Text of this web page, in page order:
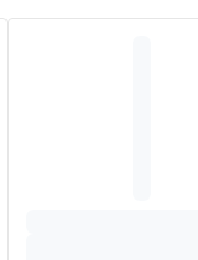
een luchtig, soepel